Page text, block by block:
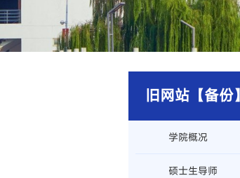
旧网站【备份】
学院概况
硕士生导师